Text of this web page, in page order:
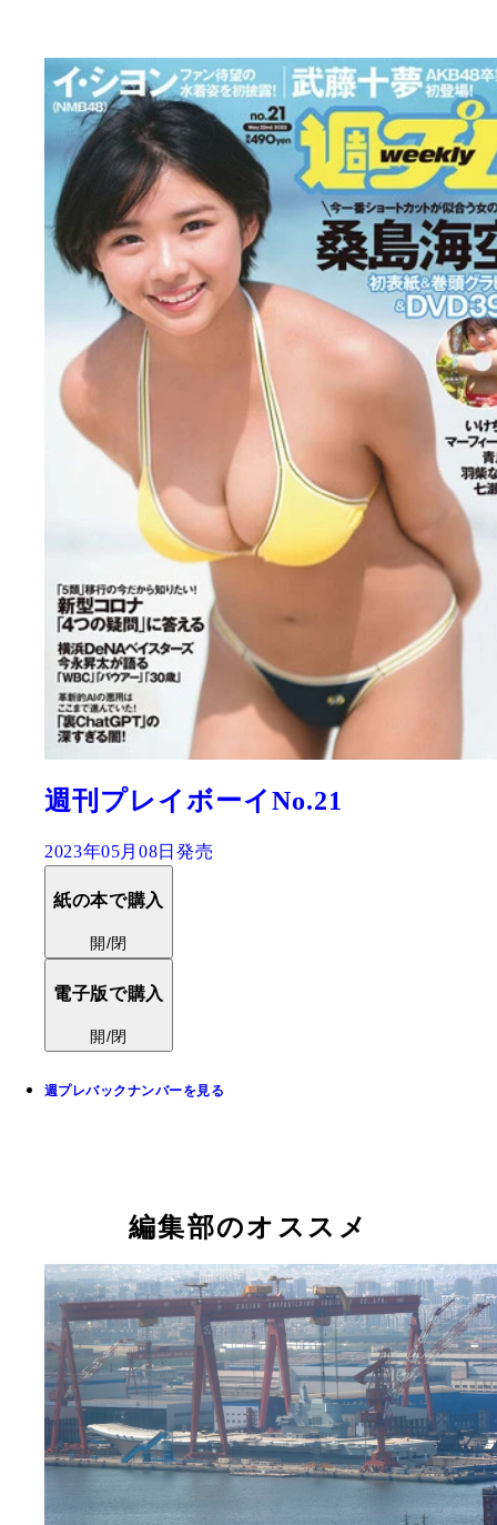
週刊プレイボーイNo.21
2023年05月08日発売
紙の本で購入
開/閉
電子版で購入
開/閉
週プレバックナンバーを見る
編集部のオススメ